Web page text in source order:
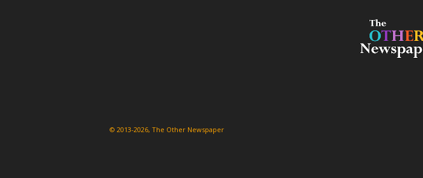
© 2013-2026, The Other Newspaper